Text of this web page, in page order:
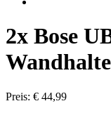
2x Bose
Preis: € 44,99